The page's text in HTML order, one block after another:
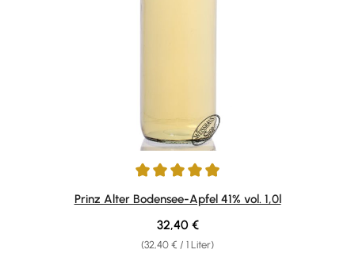
Durchschnittliche Bewertung von 4.88 von 5 Sternen
Prinz Alter Bodensee-Apfel 41% vol. 1,0l
(32,40 € / 1 Liter)
Regulärer Preis:
32,40 €